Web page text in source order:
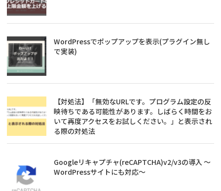
WordPressでポップアップを表示(プラグイン無し
で実装)
【対処法】「無効なURLです。プログラム設定の反
映待ちである可能性があります。しばらく時間をお
いて再度アクセスをお試しください。」と表示され
る際の対処法
Googleリキャプチャ(reCAPTCHA)v2/v3の導入 ～
WordPressサイトにも対応～